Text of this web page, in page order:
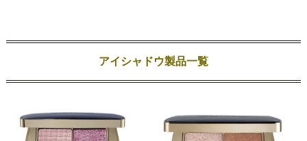
アイシャドウ製品一覧